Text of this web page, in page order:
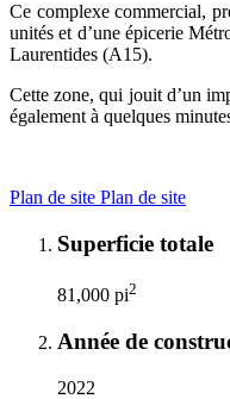
Ce complexe commercial,
unités et d’une épicerie
Laurentides (A15).
Cette zone, qui jouit d’un
également à quelques
Plan de site Plan de site
Superficie totale
81,000 pi2
Année de
2022